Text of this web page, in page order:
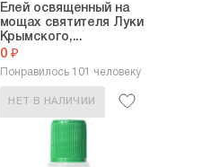
Елей освященный на
мощах святителя Луки
Крымского,...
0 ₽
Понравилось 101 человеку
НЕТ В НАЛИЧИИ